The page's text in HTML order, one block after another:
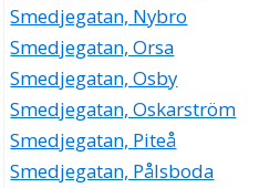
Smedjegatan, Nybro
Smedjegatan, Orsa
Smedjegatan, Osby
Smedjegatan, Oskarström
Smedjegatan, Piteå
Smedjegatan, Pålsboda